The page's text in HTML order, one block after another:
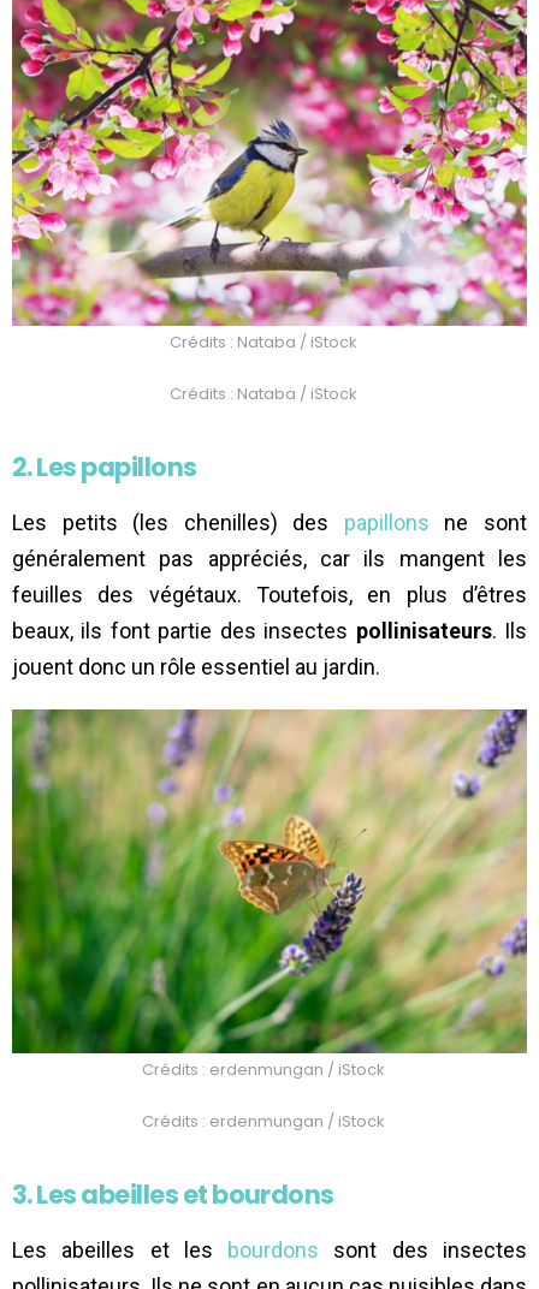
Crédits : Nataba / iStock
Crédits : Nataba / iStock
2. Les papillons
Les petits (les chenilles) des papillons ne sont
généralement pas appréciés, car ils mangent les
feuilles des végétaux. Toutefois, en plus d’êtres
beaux, ils font partie des insectes pollinisateurs. Ils
jouent donc un rôle essentiel au jardin.
Crédits : erdenmungan / iStock
Crédits : erdenmungan / iStock
3. Les abeilles et bourdons
Les abeilles et les bourdons sont des insectes